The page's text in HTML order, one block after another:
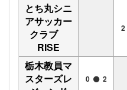
とち丸シニ
アサッカー
クラブ
RISE
2
栃木教員マ
スターズレ
0 2